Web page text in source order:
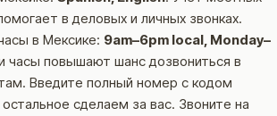
в деловых и личных звонках.
в Мексике: 9am–6pm local, Monday–
часы повышают шанс дозвониться в
Введите полный номер с кодом
сделаем за вас. Звоните на